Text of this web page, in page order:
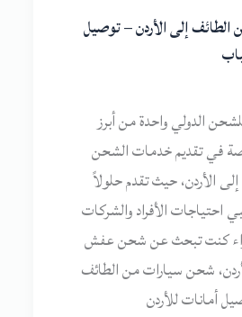
إلى الأردن – توصيل
الدولي واحدة من أبرز
في تقديم خدمات الشحن
الأردن، حيث تقدم حلولاً
احتياجات الأفراد والشركات
كنت تبحث عن شحن عفش
شحن سيارات من الطائف
أمانات للأردن